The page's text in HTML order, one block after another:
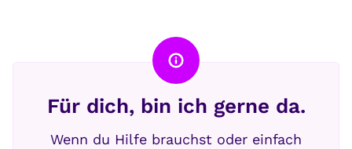
Für dich, bin ich gerne da.
Wenn du Hilfe brauchst oder einfach